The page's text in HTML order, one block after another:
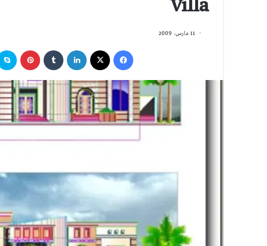
Villa
11 مارس، 2009
فيسبوك لينكدإن بينتيريست